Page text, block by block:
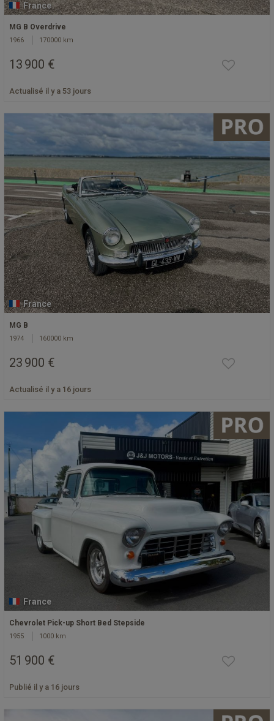
France
MG B Overdrive
1966 170000 km
13 900 €
Actualisé il y a 53 jours
France
MG B
1974 160000 km
23 900 €
Actualisé il y a 16 jours
France
Chevrolet Pick-up Short Bed Stepside
1955 1000 km
51 900 €
Publié il y a 16 jours